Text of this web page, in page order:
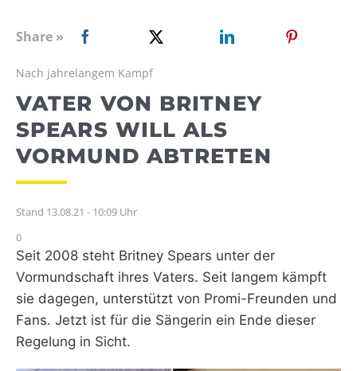
Share »
Nach jahrelangem Kampf
VATER VON BRITNEY
SPEARS WILL ALS
VORMUND ABTRETEN
Stand 13.08.21 - 10:09 Uhr
0
Seit 2008 steht Britney Spears unter der
Vormundschaft ihres Vaters. Seit langem kämpft
sie dagegen, unterstützt von Promi-Freunden und
Fans. Jetzt ist für die Sängerin ein Ende dieser
Regelung in Sicht.